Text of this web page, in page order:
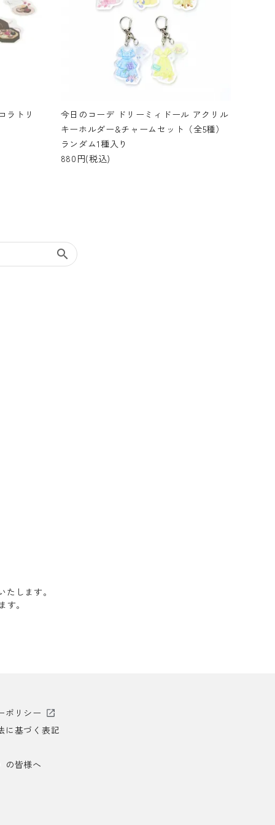
ラトリ
今日のコーデ ドリーミィドール アクリル
キーホルダー&チャームセット（全5種）
ランダム1種入り
880円(税込)
search
します。
。
ポリシー
に基づく表記
の皆様へ